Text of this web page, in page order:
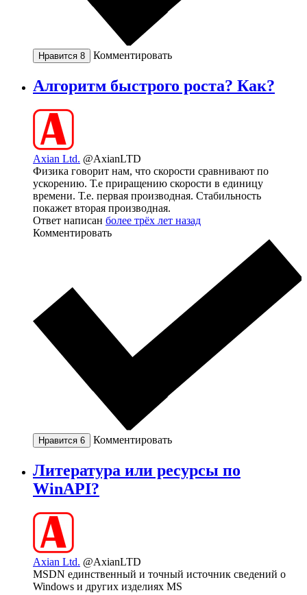
Нравится 8 Комментировать
Алгоритм быстрого роста? Как?
Axian Ltd. @AxianLTD
Физика говорит нам, что скорости сравнивают по
ускорению. Т.е приращению скорости в единицу
времени. Т.е. первая производная. Стабильность
покажет вторая производная.
Ответ написан более трёх лет назад
Комментировать
Нравится 6 Комментировать
Литература или ресурсы по
WinAPI?
Axian Ltd. @AxianLTD
MSDN единственный и точный источник сведений о
Windows и других изделиях MS